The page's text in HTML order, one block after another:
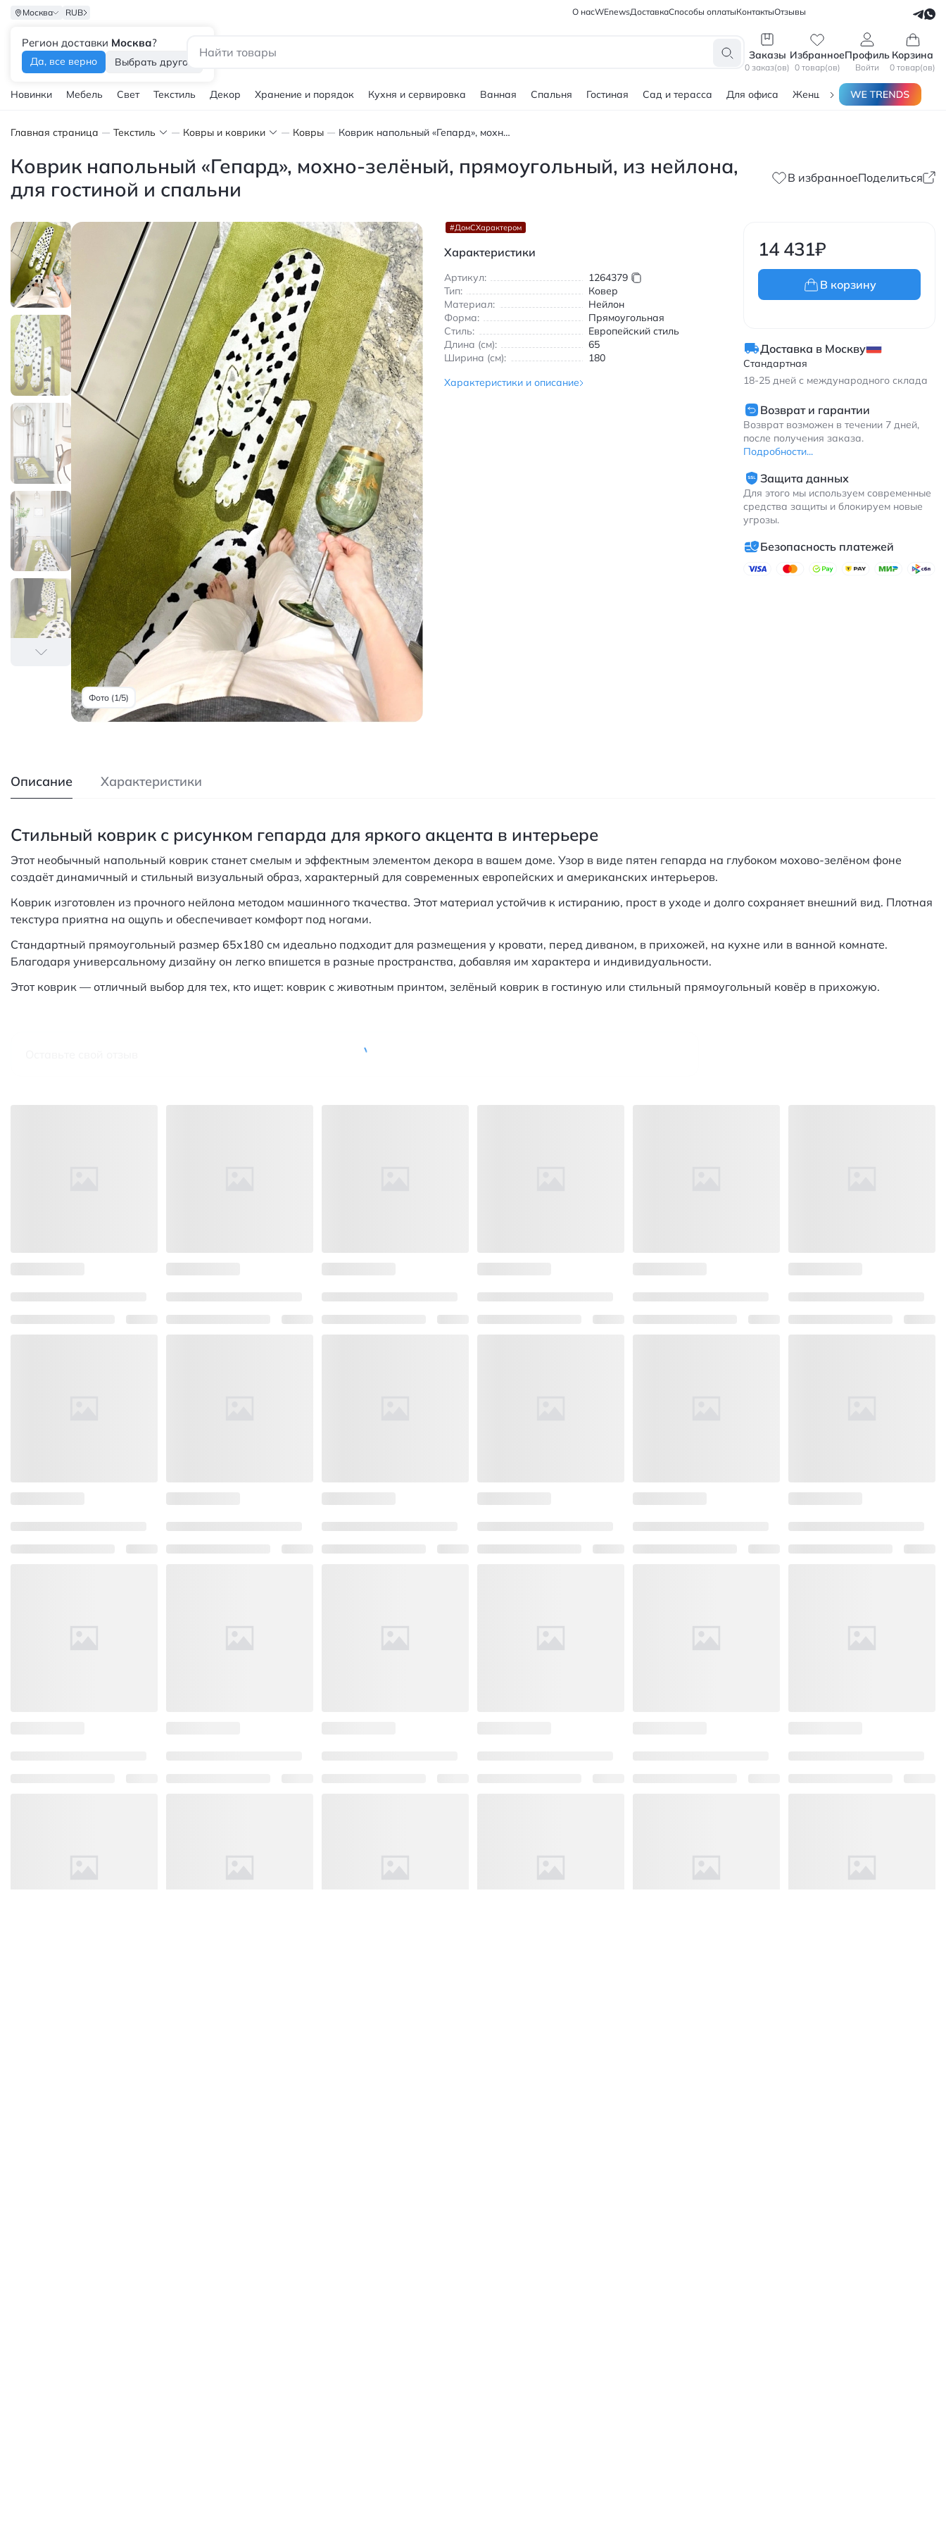
Москва
Регион доставки Москва?
Да, все верно Выбрать другой
RUB О насWEnewsДоставкаСпособы оплатыКонтактыОтзывы
Заказы
0 заказ(ов)
Избранное
0 товар(ов)
Профиль
Войти
Корзина
0 товар(ов)
Новинки Мебель Свет Текстиль Декор Хранение и порядок Кухня и сервировка Ванная Спальня Гостиная Сад и терасса Для офиса Женщинам Мужчинам
Главная страница Текстиль Ковры и коврики Ковры Коврик напольный «Гепард», мохно-зелёный, прямоугольный, из нейлона, для гостиной и спальни
Коврик напольный «Гепард», мохно-зелёный, прямоугольный, из нейлона,
для гостиной и спальни
В избранноеПоделиться
Фото (1/5)
#ДомСХарактером
Характеристики
Артикул:
1264379
Тип:
Ковер
Материал:
Нейлон
Форма:
Прямоугольная
Стиль:
Европейский стиль
Длина (см):
65
Ширина (см):
180
Характеристики и описание
14 431₽
В корзину
Доставка в Москву
Стандартная
18-25 дней с международного склада
Возврат и гарантии
Возврат возможен в течении 7 дней,
после получения заказа.
Подробности...
Защита данных
Для этого мы используем современные
средства защиты и блокируем новые
угрозы.
Безопасность платежей
Описание Характеристики
Стильный коврик с рисунком гепарда для яркого акцента в интерьере
Этот необычный напольный коврик станет смелым и эффектным элементом декора в вашем доме. Узор в виде пятен гепарда на глубоком мохово-зелёном фоне
создаёт динамичный и стильный визуальный образ, характерный для современных европейских и американских интерьеров.
Коврик изготовлен из прочного нейлона методом машинного ткачества. Этот материал устойчив к истиранию, прост в уходе и долго сохраняет внешний вид. Плотная
текстура приятна на ощупь и обеспечивает комфорт под ногами.
Стандартный прямоугольный размер 65x180 см идеально подходит для размещения у кровати, перед диваном, в прихожей, на кухне или в ванной комнате.
Благодаря универсальному дизайну он легко впишется в разные пространства, добавляя им характера и индивидуальности.
Этот коврик — отличный выбор для тех, кто ищет: коврик с животным принтом, зелёный коврик в гостиную или стильный прямоугольный ковёр в прихожую.